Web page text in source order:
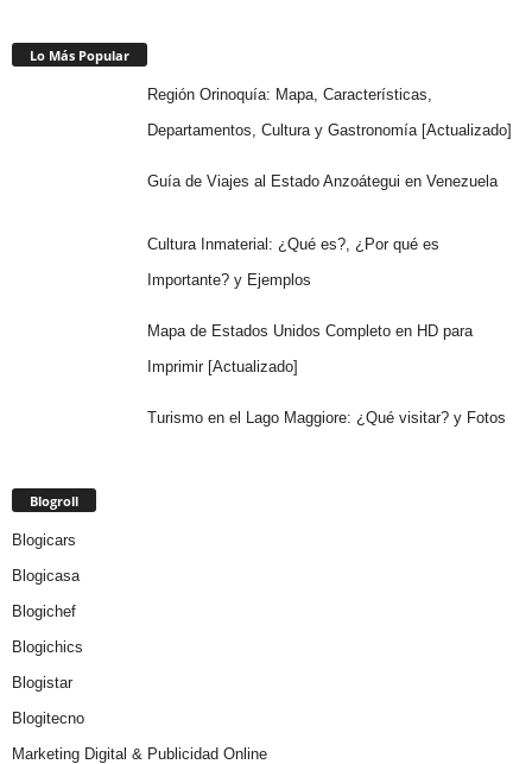
Lo Más Popular
Región Orinoquía: Mapa, Características,
Departamentos, Cultura y Gastronomía [Actualizado]
Guía de Viajes al Estado Anzoátegui en Venezuela
Cultura Inmaterial: ¿Qué es?, ¿Por qué es
Importante? y Ejemplos
Mapa de Estados Unidos Completo en HD para
Imprimir [Actualizado]
Turismo en el Lago Maggiore: ¿Qué visitar? y Fotos
Blogroll
Blogicars
Blogicasa
Blogichef
Blogichics
Blogistar
Blogitecno
Marketing Digital & Publicidad Online